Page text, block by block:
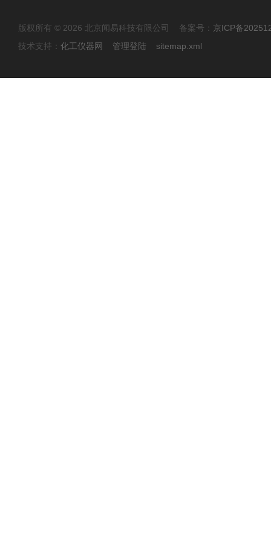
版权所有 © 2026 北京闻易科技有限公司 备案号： 京ICP备
技术支持： 化工仪器网 管理登陆 sitemap.xml